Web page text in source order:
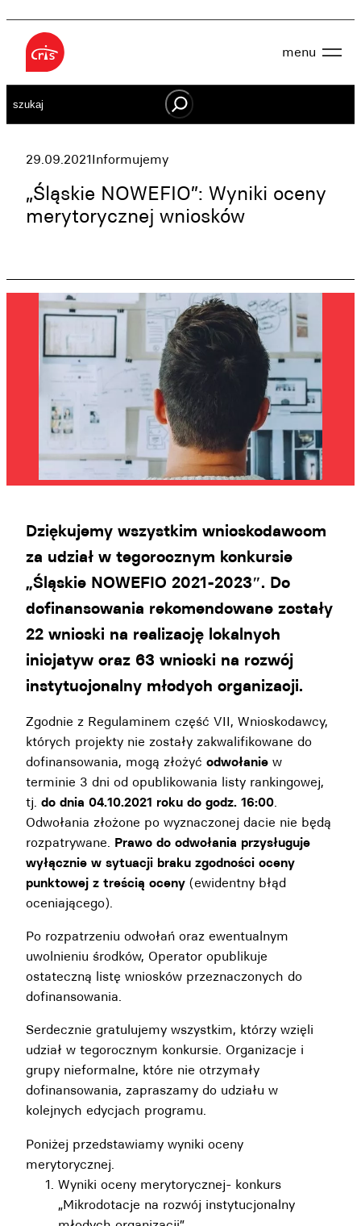
Przejdź
treści
menu
Aktualności
Wspieraj nas
OWES
Oferta
Szukaj
29.09.2021Informujemy
„Śląskie NOWEFIO”: Wyniki oceny
merytorycznej wniosków
Dziękujemy wszystkim wnioskodawcom
za udział w tegorocznym konkursie
„Śląskie NOWEFIO 2021-2023″. Do
dofinansowania rekomendowane zostały
22 wnioski na realizację lokalnych
inicjatyw oraz 63 wnioski na rozwój
instytucjonalny młodych organizacji.
Zgodnie z Regulaminem część VII, Wnioskodawcy,
których projekty nie zostały zakwalifikowane do
dofinansowania, mogą złożyć odwołanie w
terminie 3 dni od opublikowania listy rankingowej,
tj. do dnia 04.10.2021 roku do godz. 16:00.
Odwołania złożone po wyznaczonej dacie nie będą
rozpatrywane. Prawo do odwołania przysługuje
wyłącznie w sytuacji braku zgodności oceny
punktowej z treścią oceny (ewidentny błąd
oceniającego).
Po rozpatrzeniu odwołań oraz ewentualnym
uwolnieniu środków, Operator opublikuje
ostateczną listę wniosków przeznaczonych do
dofinansowania.
Serdecznie gratulujemy wszystkim, którzy wzięli
udział w tegorocznym konkursie. Organizacje i
grupy nieformalne, które nie otrzymały
dofinansowania, zapraszamy do udziału w
kolejnych edycjach programu.
Poniżej przedstawiamy wyniki oceny
merytorycznej.
Wyniki oceny merytorycznej- konkurs
„Mikrodotacje na rozwój instytucjonalny